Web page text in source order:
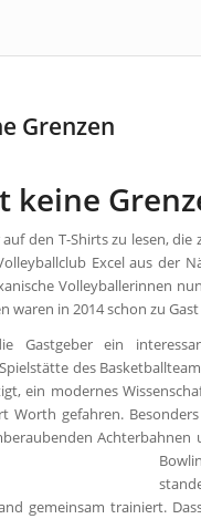
Grenzen
keine
den T-Shirts zu lesen,
Excel aus der
Volleyballerinnen
waren in 2014 schon zu
Gastgeber ein
des
ein modernes
Worth gefahren.
gemeinsam trainiert.